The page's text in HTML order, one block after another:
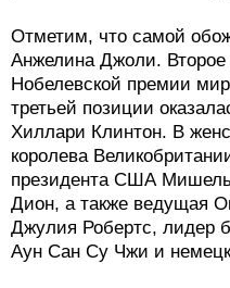
Отметим, что самой
Анжелина Джоли. Второе
Нобелевской премии
третьей позиции
Хиллари Клинтон. В
королева
президента США
Дион, а также ведущая
Джулия Робертс, лидер
Аун Сан Су Чжи и